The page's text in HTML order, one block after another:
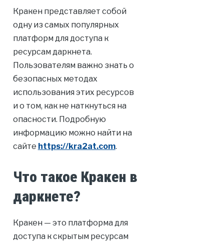
Кракен представляет собой
одну из самых популярных
платформ для доступа к
ресурсам даркнета.
Пользователям важно знать о
безопасных методах
использования этих ресурсов
и о том, как не наткнуться на
опасности. Подробную
информацию можно найти на
сайте https://kra2at.com.
Что такое Кракен в
даркнете?
Кракен — это платформа для
доступа к скрытым ресурсам